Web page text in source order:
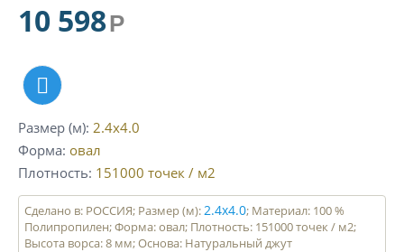
10 598Р
Размер (м) 2.4x4.0
Форма овал
Плотность 151000 точек / м2
Сделано в: РОССИЯ; Размер (м):2.4x4.0; Материал: 100 %
Полипропилен; Форма: овал; Плотность: 151000 точек / м2;
Высота ворса: 8 мм; Основа: Натуральный джут